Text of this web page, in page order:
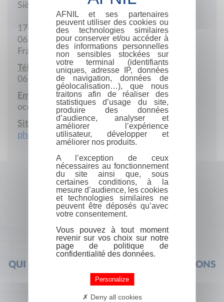
Siège social
1766 Rue de Menton
06500 Gorbio
France
Téléphone portable :
06 33 65 78 67
Email :
ocebrucker@gmail.com
Site Internet :
photra.org
QUI SOMMES-NOUS ? FOIRE AUX QUESTIONS
AFNIL et ses partenaires
peuvent utiliser des cookies ou
des technologies similaires
pour conserver et/ou accéder à
des informations personnelles
non sensibles stockées sur
votre terminal (identifiants
uniques, adresse IP, données
de navigation, données de
géolocalisation…), que nous
traitons afin de réaliser des
statistiques d’usage du site,
produire des données
d’audience, analyser et
améliorer l’expérience
utilisateur, développer et
améliorer nos produits.
A l’exception de ceux
nécessaires au fonctionnement
du site ainsi que, sous
certaines conditions, à la
mesure d’audience, les cookies
et technologies similaires ne
peuvent être déposés qu’avec
votre consentement.
Vous pouvez à tout moment
revenir sur vos choix sur notre
page de politique de
confidentialité des données.
Personalize
Deny all cookies